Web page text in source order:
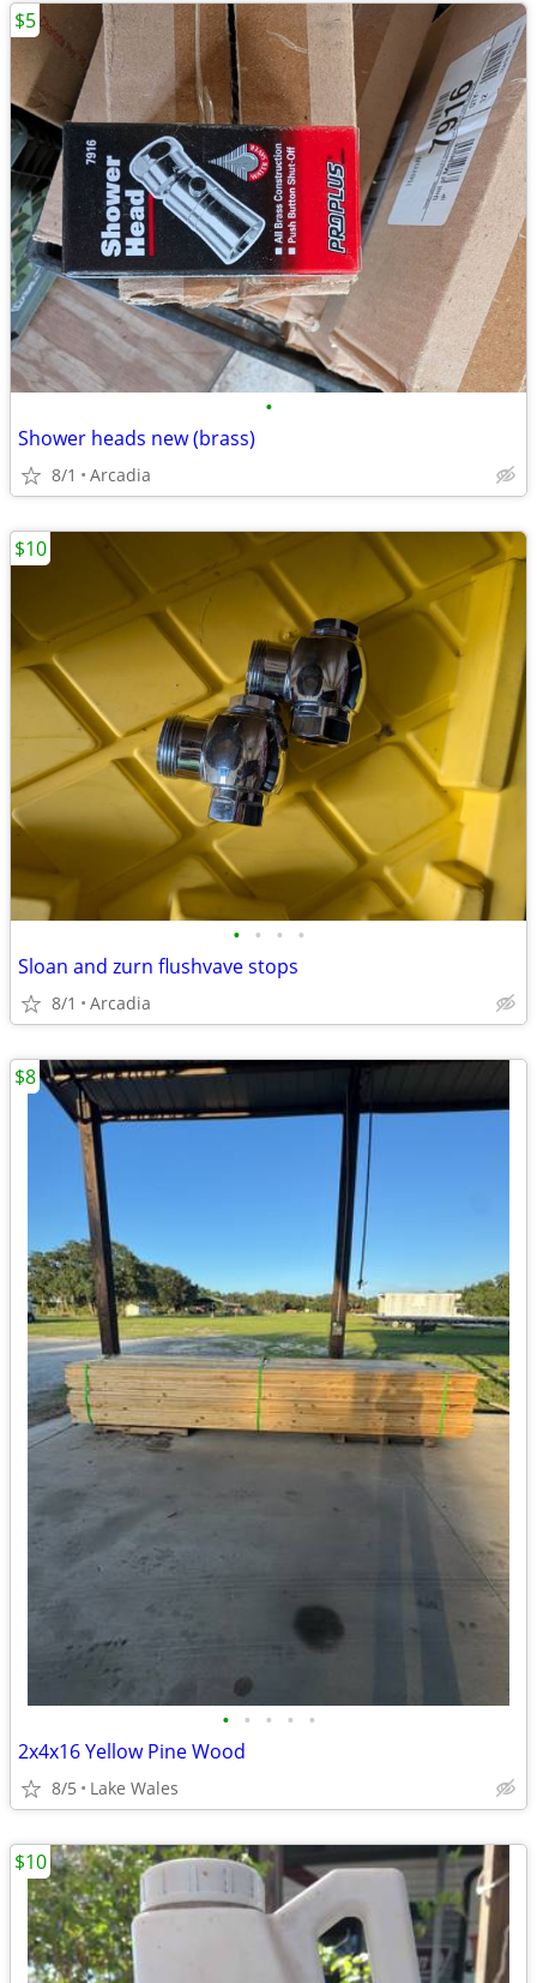
•
Shower heads new (brass)
8/1 Arcadia
$5
• • • •
Sloan and zurn flushvave stops
8/1 Arcadia
$10
• • • • •
2x4x16 Yellow Pine Wood
8/5 Lake Wales
$8
$10